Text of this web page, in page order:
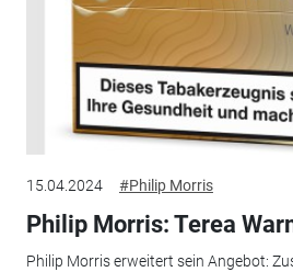
15.04.2024 #Philip Morris
Philip Morris: Terea
Philip Morris erweitert sein Angebot: